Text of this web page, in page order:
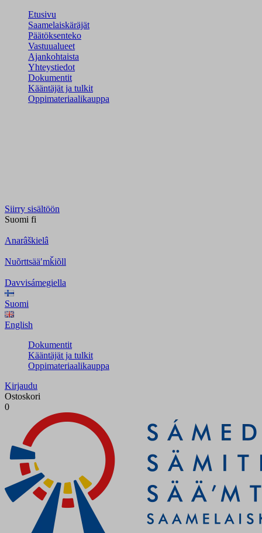
Etusivu
Saamelaiskäräjät
Päätöksenteko
Vastuualueet
Ajankohtaista
Yhteystiedot
Dokumentit
Kääntäjät ja tulkit
Oppimateriaalikauppa
Siirry sisältöön
Suomi fi
Anarâškielâ
Nuõrttsääʹmǩiõll
Davvisámegiella
Suomi
English
Dokumentit
Kääntäjät ja tulkit
Oppimateriaalikauppa
Kirjaudu
Ostoskori
0